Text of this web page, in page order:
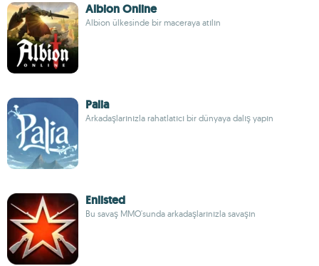
Albion Online
Albion ülkesinde bir maceraya atılın
Palia
Arkadaşlarınızla rahatlatıcı bir dünyaya dalış yapın
Enlisted
Bu savaş MMO'sunda arkadaşlarınızla savaşın